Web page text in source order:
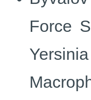
Force